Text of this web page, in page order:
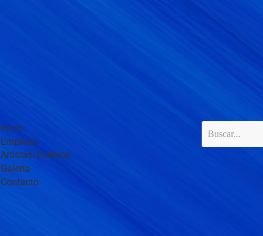
Inicio
Empresa
Artistas/Eventos
Galería
Contacto